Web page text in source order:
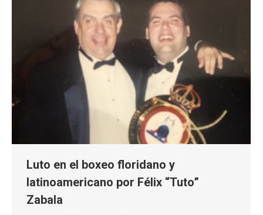
Luto en el boxeo floridano y
latinoamericano por Félix “Tuto”
Zabala